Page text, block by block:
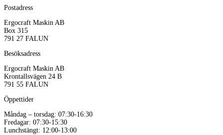
Postadress
Ergocraft Maskin AB
Box 315
791 27 FALUN
Besöksadress
Ergocraft Maskin AB
Krontallsvägen 24 B
791 55 FALUN
Öppettider
Måndag – torsdag: 07:30-16:30
Fredagar: 07:30-15:30
Lunchstängt: 12:00-13:00